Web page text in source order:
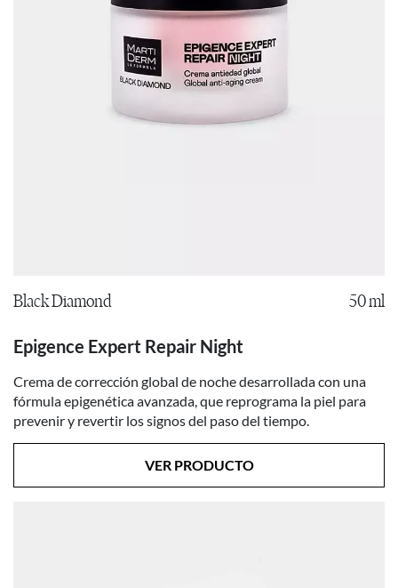
Black Diamond 50 ml
Epigence Expert Repair Night
Crema de corrección global de noche desarrollada con una
fórmula epigenética avanzada, que reprograma la piel para
prevenir y revertir los signos del paso del tiempo.
VER PRODUCTO